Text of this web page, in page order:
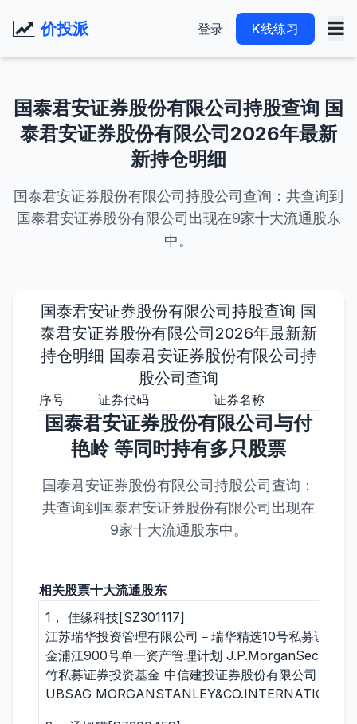
价投派 登录 K线练习
国泰君安证券股份有限公司持股查询 国
泰君安证券股份有限公司2026年最新
新持仓明细
国泰君安证券股份有限公司持股公司查询：共查询到
国泰君安证券股份有限公司出现在9家十大流通股东
中。
国泰君安证券股份有限公司持股查询 国
泰君安证券股份有限公司2026年最新新
持仓明细 国泰君安证券股份有限公司持
股公司查询
序号 证券代码 证券名称
国泰君安证券股份有限公司与付
艳岭 等同时持有多只股票
国泰君安证券股份有限公司持股公司查询：
共查询到国泰君安证券股份有限公司出现在
9家十大流通股东中。
相关股票十大流通股东
1， 佳缘科技[SZ301117]
江苏瑞华投资管理有限公司－瑞华精选10号私募证券
金浦江900号单一资产管理计划
竹私募证券投资基金 中信建投证券股份有限公司－永
UBSAG